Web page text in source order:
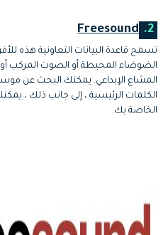
2.
Freesound
تسمح قاعدة البيانات التعاونية هذه
الضوضاء المحيطة أو الصوت المركب
المشاع الإبداعي. يمكنك البحث عن
الكلمات الرئيسية ، إلى جانب ذلك ،
الخاصة بك.